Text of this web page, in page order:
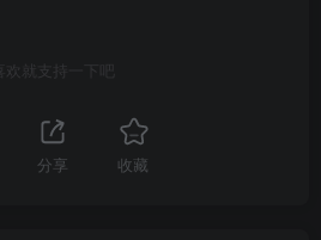
喜欢就支持一下吧
分享 收藏